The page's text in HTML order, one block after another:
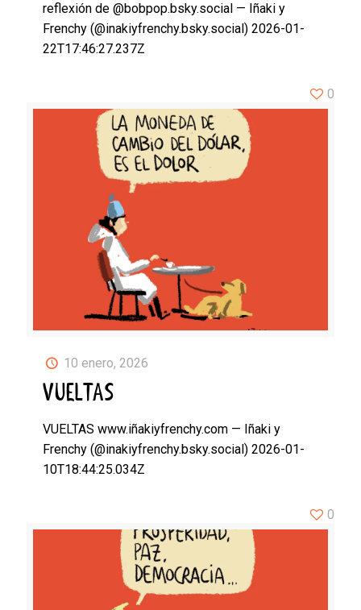
reflexión de @bobpop.bsky.social — Iñaki y
Frenchy (@inakiyfrenchy.bsky.social) 2026-01-
22T17:46:27.237Z
10 enero, 2026
VUELTAS
VUELTAS www.iñakiyfrenchy.com — Iñaki y
Frenchy (@inakiyfrenchy.bsky.social) 2026-01-
10T18:44:25.034Z
0
0